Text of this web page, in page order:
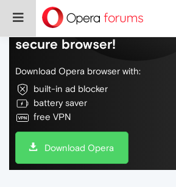
Do more on the web, with
secure browser!
Download Opera browser with:
built-in ad blocker
battery saver
free VPN
Download Opera